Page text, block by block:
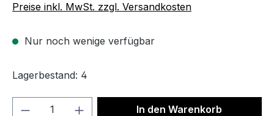
Preise inkl. MwSt. zzgl. Versandkosten
Nur noch wenige verfügbar
Lagerbestand: 4
Produkt Anzahl: Gib denIn den Warenkorb